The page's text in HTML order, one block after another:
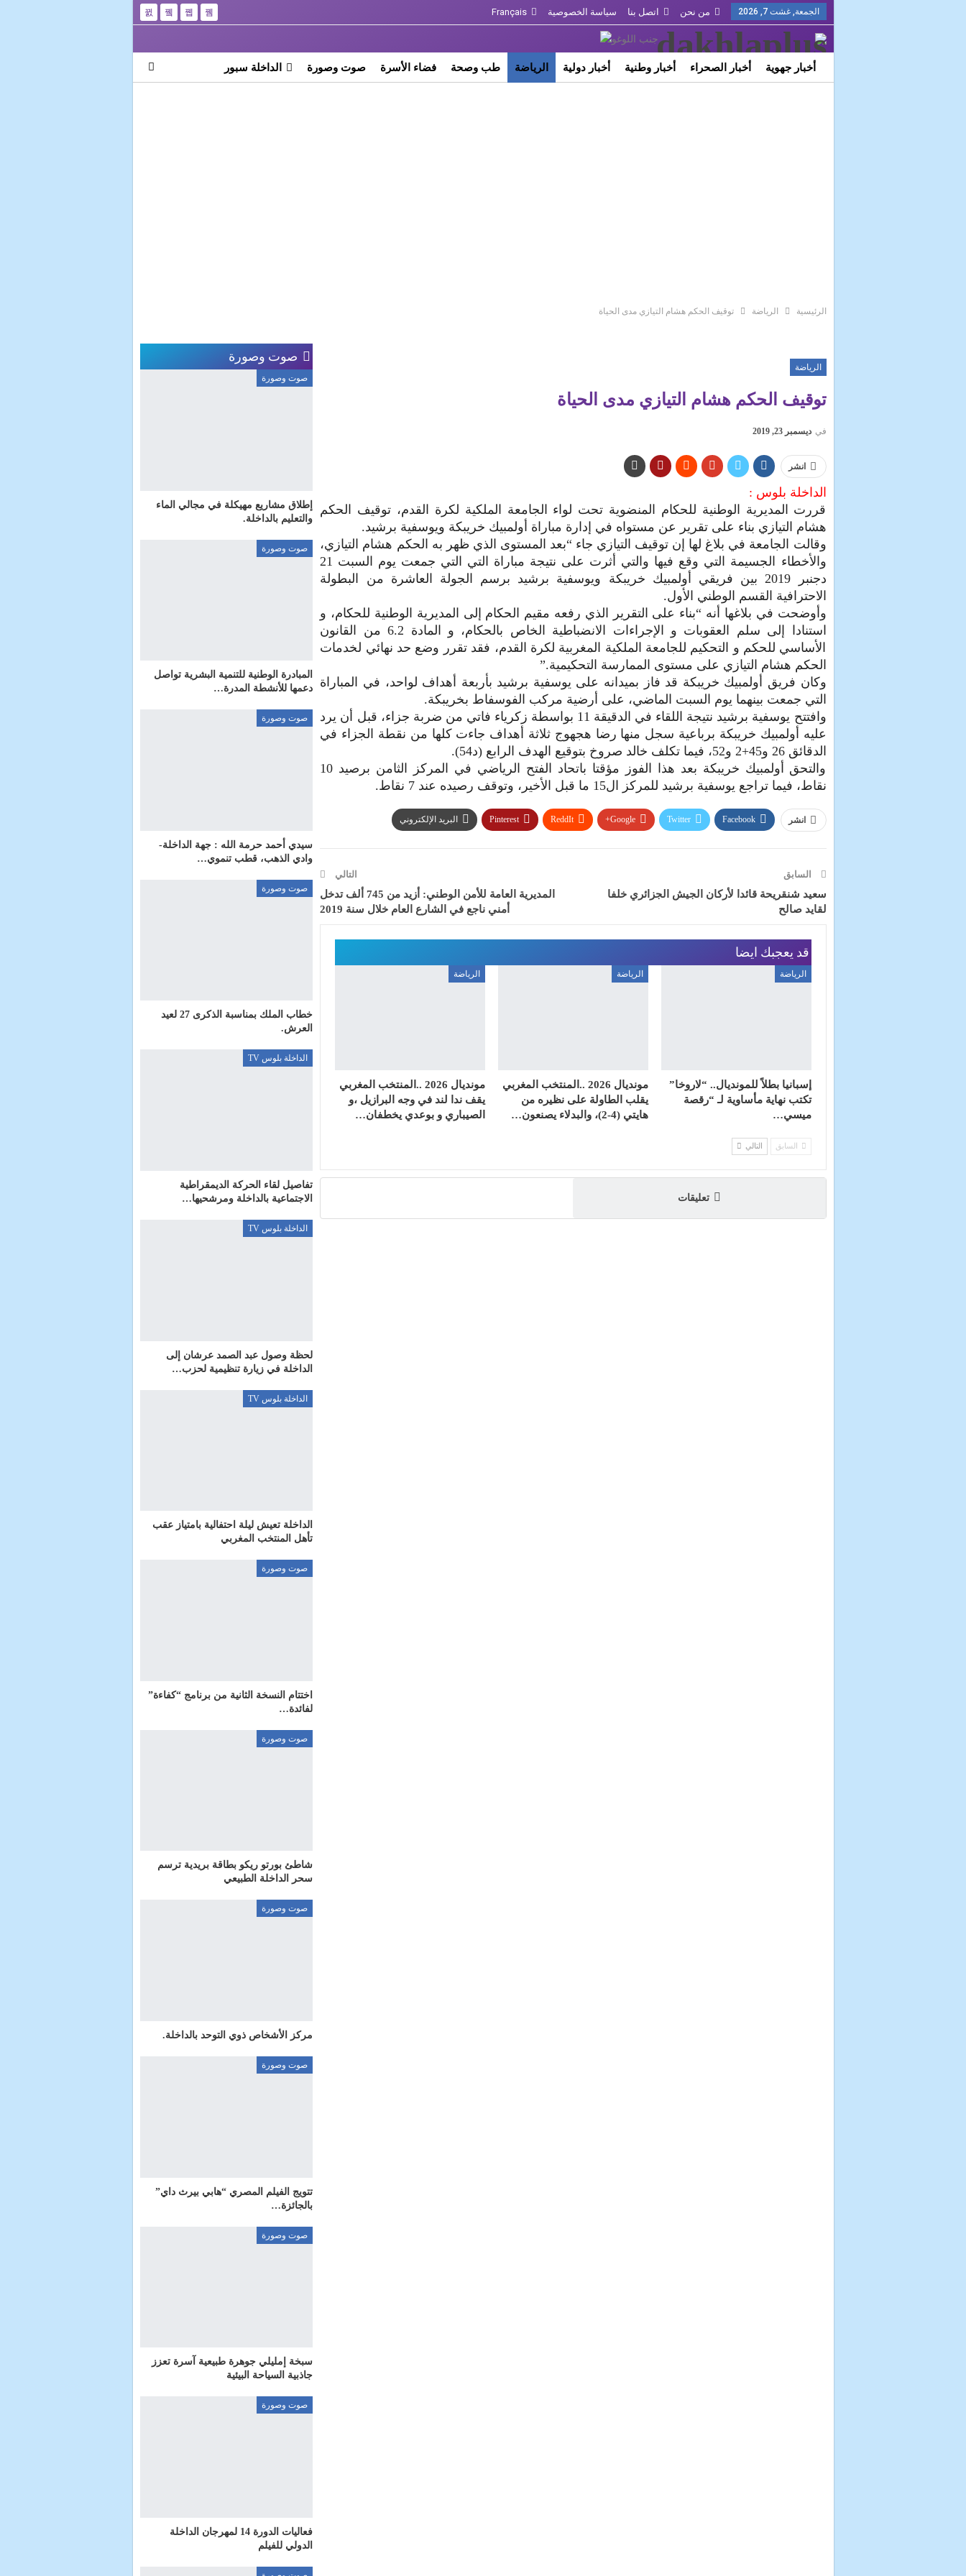
الجمعة, غشت 7, 2026 من نحن اتصل بنا سياسة الخصوصية Français
أخبار جهوية أخبار الصحراء أخبار وطنية أخبار دولية الرياضة طب وصحة فضاء الأسرة صوت وصورة الداخلة سبور
الرئيسية الرياضة توقيف الحكم هشام التيازي مدى الحياة
الرياضة
توقيف الحكم هشام التيازي مدى الحياة
في ديسمبر 23, 2019
انشر
الداخلة بلوس :
قررت المديرية الوطنية للحكام المنضوية تحت لواء الجامعة الملكية لكرة القدم، توقيف الحكم
هشام التيازي بناء على تقرير عن مستواه في إدارة مباراة أولمبيك خريبكة ويوسفية برشيد.
وقالت الجامعة في بلاغ لها إن توقيف التيازي جاء “بعد المستوى الذي ظهر به الحكم هشام التيازي،
والأخطاء الجسيمة التي وقع فيها والتي أثرت على نتيجة مباراة التي التي جمعت يوم السبت 21
دجنبر 2019 بين فريقي أولمبيك خريبكة ويوسفية برشيد برسم الجولة العاشرة من البطولة
الاحترافية القسم الوطني الأول.
وأوضحت في بلاغها أنه “بناء على التقرير الذي رفعه مقيم الحكام إلى المديرية الوطنية للحكام، و
استنادا إلى سلم العقوبات و الإجراءات الانضباطية الخاص بالحكام، و المادة 6.2 من القانون
الأساسي للحكم و التحكيم للجامعة الملكية المغربية لكرة القدم، فقد تقرر وضع حد نهائي لخدمات
الحكم هشام التيازي على مستوى الممارسة التحكيمية.”
وكان فريق أولمبيك خريبكة قد فاز بميدانه على يوسفية برشيد بأربعة أهداف لواحد، في المباراة
التي جمعت بينهما يوم السبت الماضي، على أرضية مركب الفوسفاط بخريبكة.
وافتتح يوسفية برشيد نتيجة اللقاء في الدقيقة 11 بواسطة زكرياء فاتي من ضربة جزاء، قبل أن يرد
عليه أولمبيك خريبكة برباعية سجل منها رضا هجهوج ثلاثة أهداف جاءت كلها من نقطة الجزاء في
الدقائق 26 و45+2 و52، فيما تكلف خالد صروخ بتوقيع الهدف الرابع (د54).
والتحق أولمبيك خريبكة بعد هذا الفوز مؤقتا باتحاد الفتح الرياضي في المركز الثامن برصيد 10
نقاط، فيما تراجع يوسفية برشيد للمركز ال15 ما قبل الأخير، وتوقف رصيده عند 7 نقاط.
انشر Facebook
Twitter
Google+
ReddIt
Pinterest البريد الإلكتروني
السابق
سعيد شنقريحة قائدا لأركان الجيش الجزائري خلفا
لقايد صالح
التالي
المديرية العامة للأمن الوطني: أزيد من 745 ألف تدخل
أمني ناجع في الشارع العام خلال سنة 2019
قد يعجبك ايضا
الرياضة
إسبانيا بطلاً للمونديال.. “لاروخا”
تكتب نهاية مأساوية لـ “رقصة
ميسي…
الرياضة
مونديال 2026 ..المنتخب المغربي
يقلب الطاولة على نظيره من
هايتي (4-2)، والبدلاء يصنعون…
الرياضة
مونديال 2026 ..المنتخب المغربي
يقف ندا لند في وجه البرازيل ،و
الصيباري و بوعدي يخطفان…
السابق التالي
تعليقات
صوت وصورة
صوت وصورة
إطلاق مشاريع مهيكلة في مجالي الماء
والتعليم بالداخلة.
صوت وصورة
المبادرة الوطنية للتنمية البشرية تواصل
دعمها للأنشطة المدرة…
صوت وصورة
سيدي أحمد حرمة الله : جهة الداخلة-
وادي الذهب، قطب تنموي…
صوت وصورة
خطاب الملك بمناسبة الذكرى 27 لعيد
العرش.
الداخلة بلوس TV
تفاصيل لقاء الحركة الديمقراطية
الاجتماعية بالداخلة ومرشحيها…
الداخلة بلوس TV
لحظة وصول عبد الصمد عرشان إلى
الداخلة في زيارة تنظيمية لحزب…
الداخلة بلوس TV
الداخلة تعيش ليلة احتفالية بامتياز عقب
تأهل المنتخب المغربي
صوت وصورة
اختتام النسخة الثانية من برنامج “كفاءة”
لفائدة…
صوت وصورة
شاطئ بورتو ريكو بطاقة بريدية ترسم
سحر الداخلة الطبيعي
صوت وصورة
مركز الأشخاص ذوي التوحد بالداخلة.
صوت وصورة
تتويج الفيلم المصري “هابي بيرث داي”
بالجائزة…
صوت وصورة
سبخة إمليلي جوهرة طبيعية آسرة تعزز
جاذبية السياحة البيئية
صوت وصورة
فعاليات الدورة 14 لمهرجان الداخلة
الدولي للفيلم